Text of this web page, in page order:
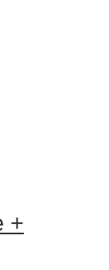
+